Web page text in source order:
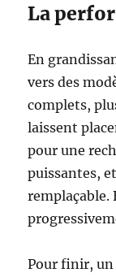
La
En
vers des
complets,
laissent
pour une
puissantes,
remplaçable.
Pour finir,